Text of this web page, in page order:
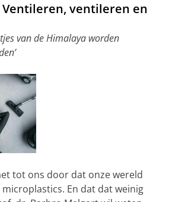
Ventileren, ventileren en
van de Himalaya worden
tot ons door dat onze wereld
En dat dat weinig